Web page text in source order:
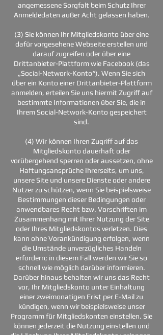
angemessene Sorgfalt beim Schutz Ihrer
Anmeldedaten außer Acht gelassen haben.
(3) Sie können Ihr Mitgliedskonto über eine
dafür vorgesehene Webseite erstellen und
darauf zugreifen oder über eine
Drittanbieter-Plattform wie Facebook (das
„Social-Network-Konto“). Wenn Sie sich
über ein Konto einer Drittanbieter-Plattform
anmelden, erteilen Sie uns hiermit Zugriff auf
bestimmte Informationen über Sie, die in
Ihrem Social-Network-Konto gespeichert
sind.
(4) Wir können Ihren Zugriff auf das
Mitgliedskonto dauerhaft oder
vorübergehend sperren oder aussetzen, ohne
Haftungsansprüche Ihrerseits, um uns,
unsere Site und unsere Dienste oder andere
Nutzer zu schützen, wenn Sie beispielsweise
Bestimmungen dieser Bedingungen oder
anwendbares Recht bzw. Vorschriften im
Zusammenhang mit Ihrer Nutzung der Site
oder Ihres Mitgliedskontos verletzen. Dies
kann ohne Vorankündigung erfolgen, wenn
die Umstände unverzügliches Handeln
erfordern; in diesem Fall werden wir Sie so
schnell wie möglich darüber informieren.
Darüber hinaus behalten wir uns das Recht
vor, Ihr Mitgliedskonto unter Einhaltung
einer zweimonatigen Frist per E-Mail zu
kündigen, wenn wir beispielsweise unser
Programm für Mitgliedskonten einstellen. Sie
können jederzeit die Nutzung einstellen und